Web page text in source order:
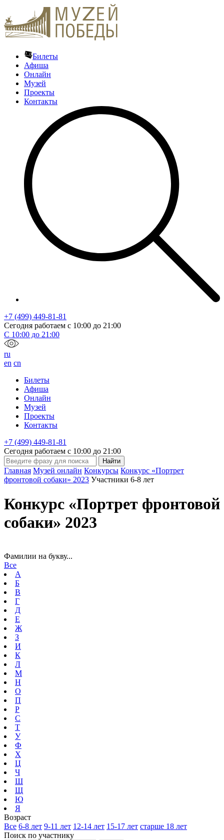
Билеты
Афиша
Онлайн
Музей
Проекты
Контакты
+7 (499) 449-81-81
Сегодня работаем с 10:00 до 21:00
С 10:00 до 21:00
ru
en cn
Билеты
Афиша
Онлайн
Музей
Проекты
Контакты
+7 (499) 449-81-81
Сегодня работаем с 10:00 до 21:00
Главная Музей онлайн Конкурсы Конкурс «Портрет
фронтовой собаки» 2023 Участники 6-8 лет
Конкурс «Портрет фронтовой
собаки» 2023
Фамилии на букву...
Все
А
Б
В
Г
Д
Е
Ж
З
И
К
Л
М
Н
О
П
Р
С
Т
У
Ф
Х
Ц
Ч
Ш
Щ
Ю
Я
Возраст
Все 6-8 лет 9-11 лет 12-14 лет 15-17 лет старше 18 лет
Поиск по участнику